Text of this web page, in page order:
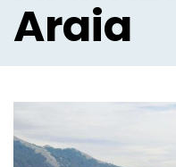
Araia